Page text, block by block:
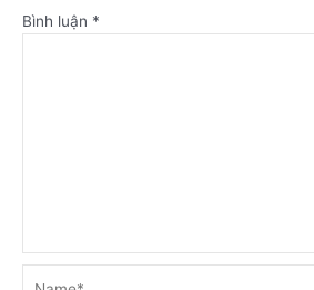
Bình luận *